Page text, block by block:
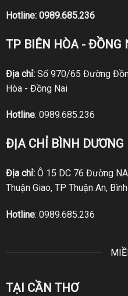
Hotline: 0989.685.236
TP BIÊN HÒA - ĐỒNG
Địa chỉ:Số 970/65 Đường
Hòa - Đồng Nai
Hotline: 0989.685.236
ĐỊA CHỈ BÌNH DƯƠNG
Địa chỉ:Ô 15 DC 76 Đường
Thuận Giao, TP Thuận An,
Hotline: 0989.685.236
TẠI CẦN THƠ